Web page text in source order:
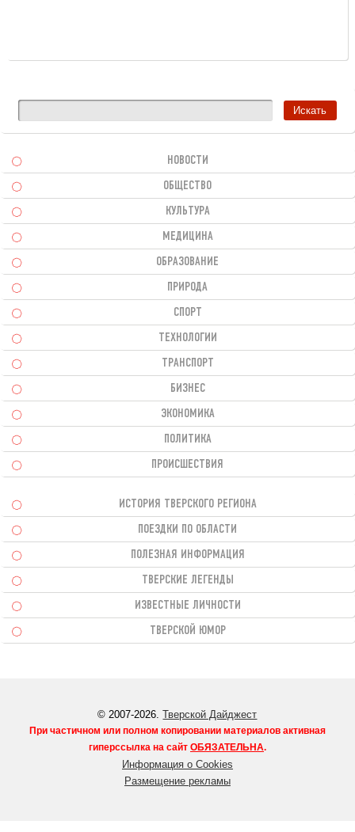
НОВОСТИ
ОБЩЕСТВО
КУЛЬТУРА
МЕДИЦИНА
ОБРАЗОВАНИЕ
ПРИРОДА
СПОРТ
ТЕХНОЛОГИИ
ТРАНСПОРТ
БИЗНЕС
ЭКОНОМИКА
ПОЛИТИКА
ПРОИСШЕСТВИЯ
ИСТОРИЯ ТВЕРСКОГО РЕГИОНА
ПОЕЗДКИ ПО ОБЛАСТИ
ПОЛЕЗНАЯ ИНФОРМАЦИЯ
ТВЕРСКИЕ ЛЕГЕНДЫ
ИЗВЕСТНЫЕ ЛИЧНОСТИ
ТВЕРСКОЙ ЮМОР
© 2007-2026.Тверской Дайджест
При частичном или полном копировании материалов активная
гиперссылка на сайт ОБЯЗАТЕЛЬНА.
Информация о Cookies
Размещение рекламы